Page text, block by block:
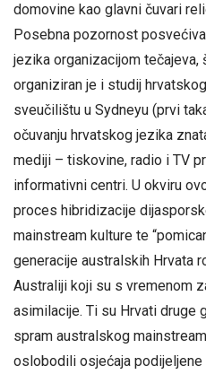
domovine kao glavni čuvari
Posebna pozornost
jezika organizacijom tečajeva,
organiziran je i studij
sveučilištu u Sydneyu (prvi
očuvanju hrvatskog jezika
mediji – tiskovine, radio i TV
informativni centri. U okviru
proces hibridizacije
mainstream kulture te
generacije australskih Hrvata
Australiji koji su s vremenom
asimilacije. Ti su Hrvati druge
spram australskog
oslobodili osjećaja podijeljene